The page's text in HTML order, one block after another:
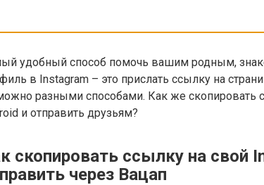
удобный способ помочь вашим родным,
в Instagram – это прислать ссылку на
разными способами. Как же скопировать
и отправить друзьям?
скопировать ссылку на свой
через Вацап